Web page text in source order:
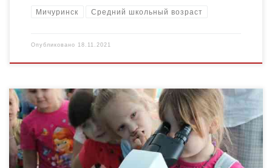
Мичуринск Средний школьный возраст
Опубликовано 18.11.2021
Изучение окружающего мира детьми 5-10 лет через